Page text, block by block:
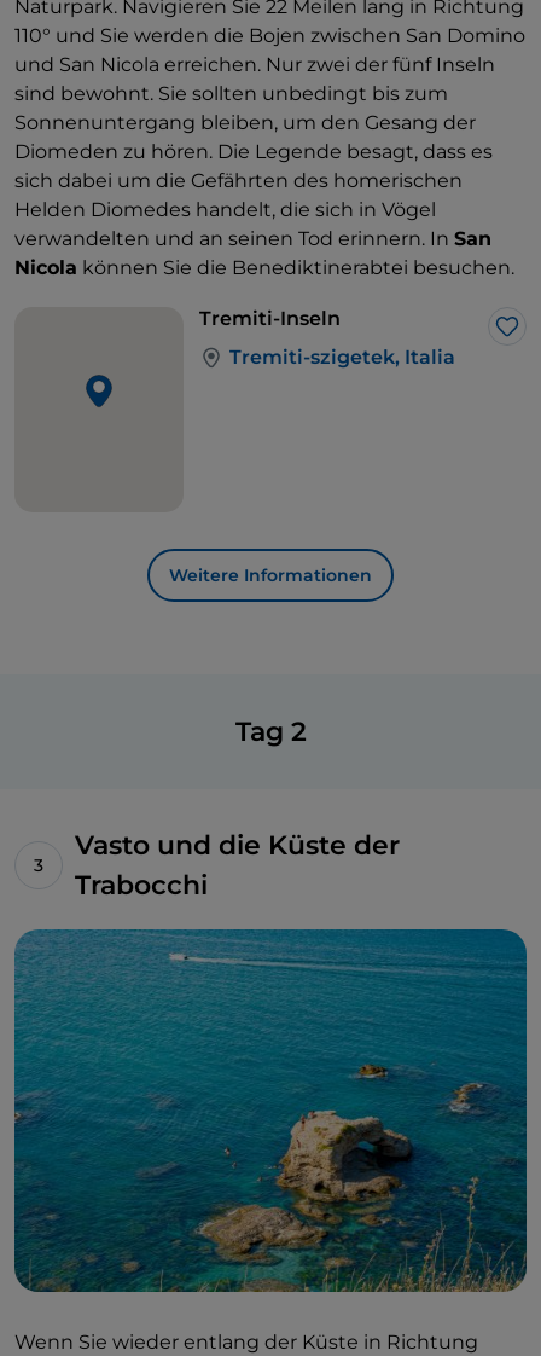
Naturpark. Navigieren Sie 22 Meilen lang in Richtung
110° und Sie werden die Bojen zwischen San Domino
und San Nicola erreichen. Nur zwei der fünf Inseln
sind bewohnt. Sie sollten unbedingt bis zum
Sonnenuntergang bleiben, um den Gesang der
Diomeden zu hören. Die Legende besagt, dass es
sich dabei um die Gefährten des homerischen
Helden Diomedes handelt, die sich in Vögel
verwandelten und an seinen Tod erinnern. In San
Nicola können Sie die Benediktinerabtei besuchen.
Tremiti-Inseln
Tremiti-szigetek, Italia
Weitere Informationen
Tag 2
Vasto und die Küste der
Trabocchi
Wenn Sie wieder entlang der Küste in Richtung